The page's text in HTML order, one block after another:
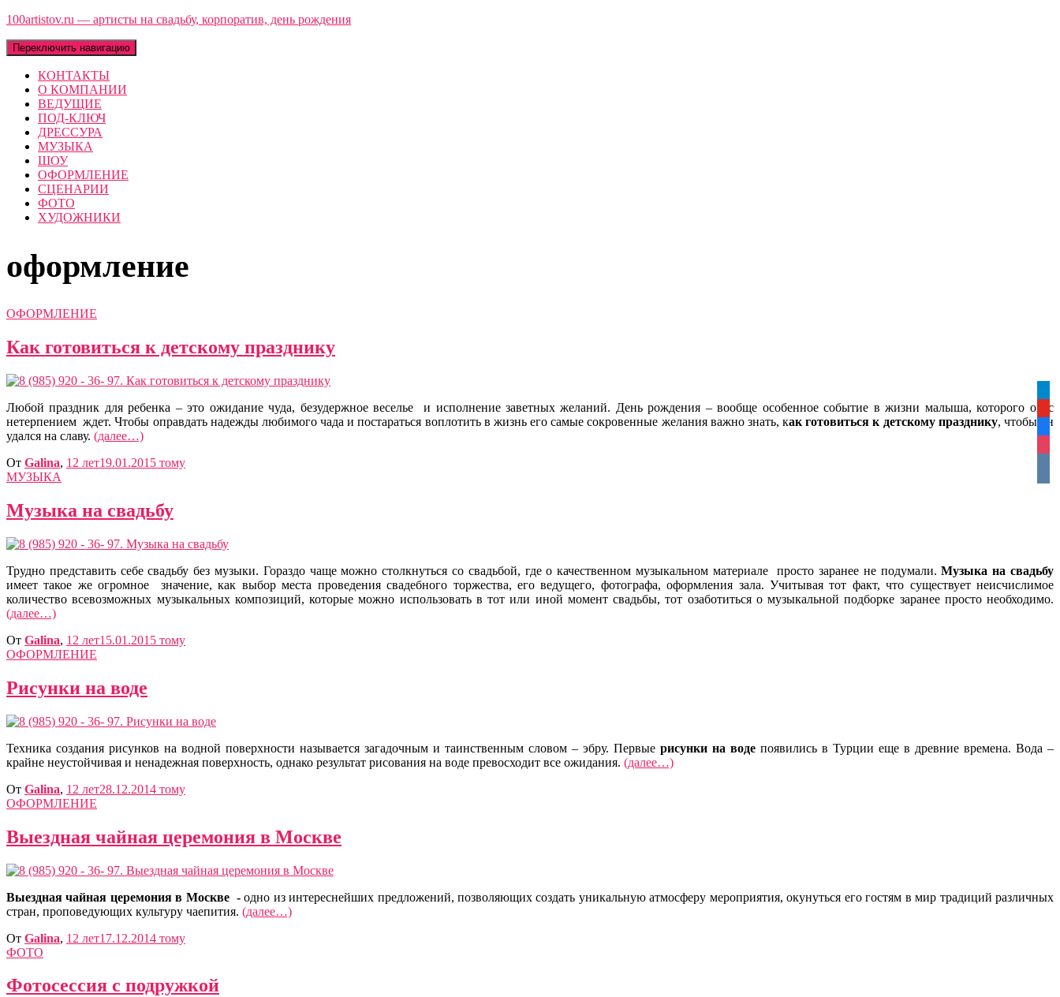
100artistov.ru — артисты на свадьбу, корпоратив, день рождения
Переключить навигацию
КОНТАКТЫ
О КОМПАНИИ
ВЕДУЩИЕ
ПОД-КЛЮЧ
ДРЕССУРА
МУЗЫКА
ШОУ
ОФОРМЛЕНИЕ
СЦЕНАРИИ
ФОТО
ХУДОЖНИКИ
оформление
ОФОРМЛЕНИЕ
Как готовиться к детскому празднику
Любой праздник для ребенка – это ожидание чуда, безудержное веселье и исполнение заветных желаний. День рождения – вообще особенное событие в жизни малыша, которого он с
нетерпением ждет. Чтобы оправдать надежды любимого чада и постараться воплотить в жизнь его самые сокровенные желания важно знать, как готовиться к детскому празднику, чтобы он
удался на славу. (далее…)
От Galina, 12 лет19.01.2015 тому
МУЗЫКА
Музыка на свадьбу
Трудно представить себе свадьбу без музыки. Гораздо чаще можно столкнуться со свадьбой, где о качественном музыкальном материале просто заранее не подумали.Музыка на свадьбу
имеет такое же огромное значение, как выбор места проведения свадебного торжества, его ведущего, фотографа, оформления зала. Учитывая тот факт, что существует неисчислимое
количество всевозможных музыкальных композиций, которые можно использовать в тот или иной момент свадьбы, тот озаботиться о музыкальной подборке заранее просто необходимо.
(далее…)
От Galina, 12 лет15.01.2015 тому
ОФОРМЛЕНИЕ
Рисунки на воде
Техника создания рисунков на водной поверхности называется загадочным и таинственным словом – эбру. Первые рисунки на воде появились в Турции еще в древние времена. Вода –
крайне неустойчивая и ненадежная поверхность, однако результат рисования на воде превосходит все ожидания. (далее…)
От Galina, 12 лет28.12.2014 тому
ОФОРМЛЕНИЕ
Выездная чайная церемония в Москве
Выездная чайная церемония в Москве -одно из интереснейших предложений, позволяющих создать уникальную атмосферу мероприятия, окунуться его гостям в мир традиций различных
стран, проповедующих культуру чаепития. (далее…)
От Galina, 12 лет17.12.2014 тому
ФОТО
Фотосессия с подружкой